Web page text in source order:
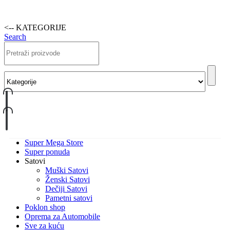
<-- KATEGORIJE
Search
Super Mega Store
Super ponuda
Satovi
Muški Satovi
Ženski Satovi
Dečiji Satovi
Pametni satovi
Poklon shop
Oprema za Automobile
Sve za kuću